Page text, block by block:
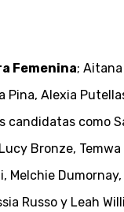
Femenina;
Pina, Alexia
candidatas como
Bronze,
Melchie
Russo y Leah